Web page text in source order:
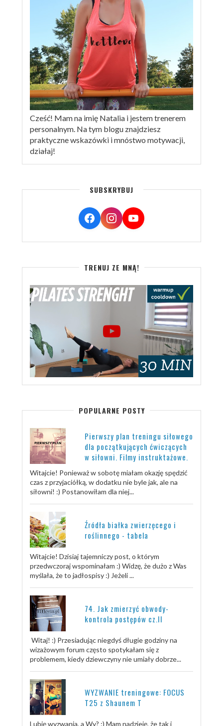
Cześć! Mam na imię Natalia i jestem trenerem
personalnym. Na tym blogu znajdziesz
praktyczne wskazówki i mnóstwo motywacji,
działaj!
SUBSKRYBUJ
TRENUJ ZE MNĄ!
POPULARNE POSTY
Pierwszy plan treningu siłowego
dla początkujących ćwiczących
w siłowni. Filmy instruktażowe.
Witajcie! Ponieważ w sobotę miałam okazję spędzić
czas z przyjaciółką, w dodatku nie byle jak, ale na
siłowni! :) Postanowiłam dla niej...
Źródła białka zwierzęcego i
roślinnego - tabela
Witajcie! Dzisiaj tajemniczy post, o którym
przedwczoraj wspominałam :) Widzę, że dużo z Was
myślała, że to jadłospisy :) Jeżeli ...
74. Jak zmierzyć obwody-
kontrola postępów cz.II
Witaj! :) Przesiadując niegdyś długie godziny na
wizażowym forum często spotykałam się z
problemem, kiedy dziewczyny nie umiały dobrze...
WYZWANIE treningowe: FOCUS
T25 z Shaunem T
Lubię wyzwania, a Wy? :) Mam nadzieję, że tak i